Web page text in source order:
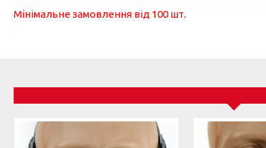
Мінімальне замовлення від 100 шт.